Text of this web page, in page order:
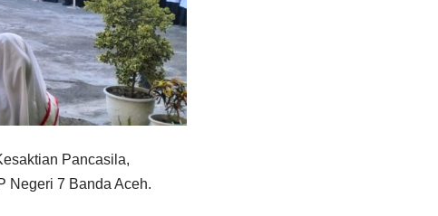
Pancasila,
Negeri 7 Banda Aceh.